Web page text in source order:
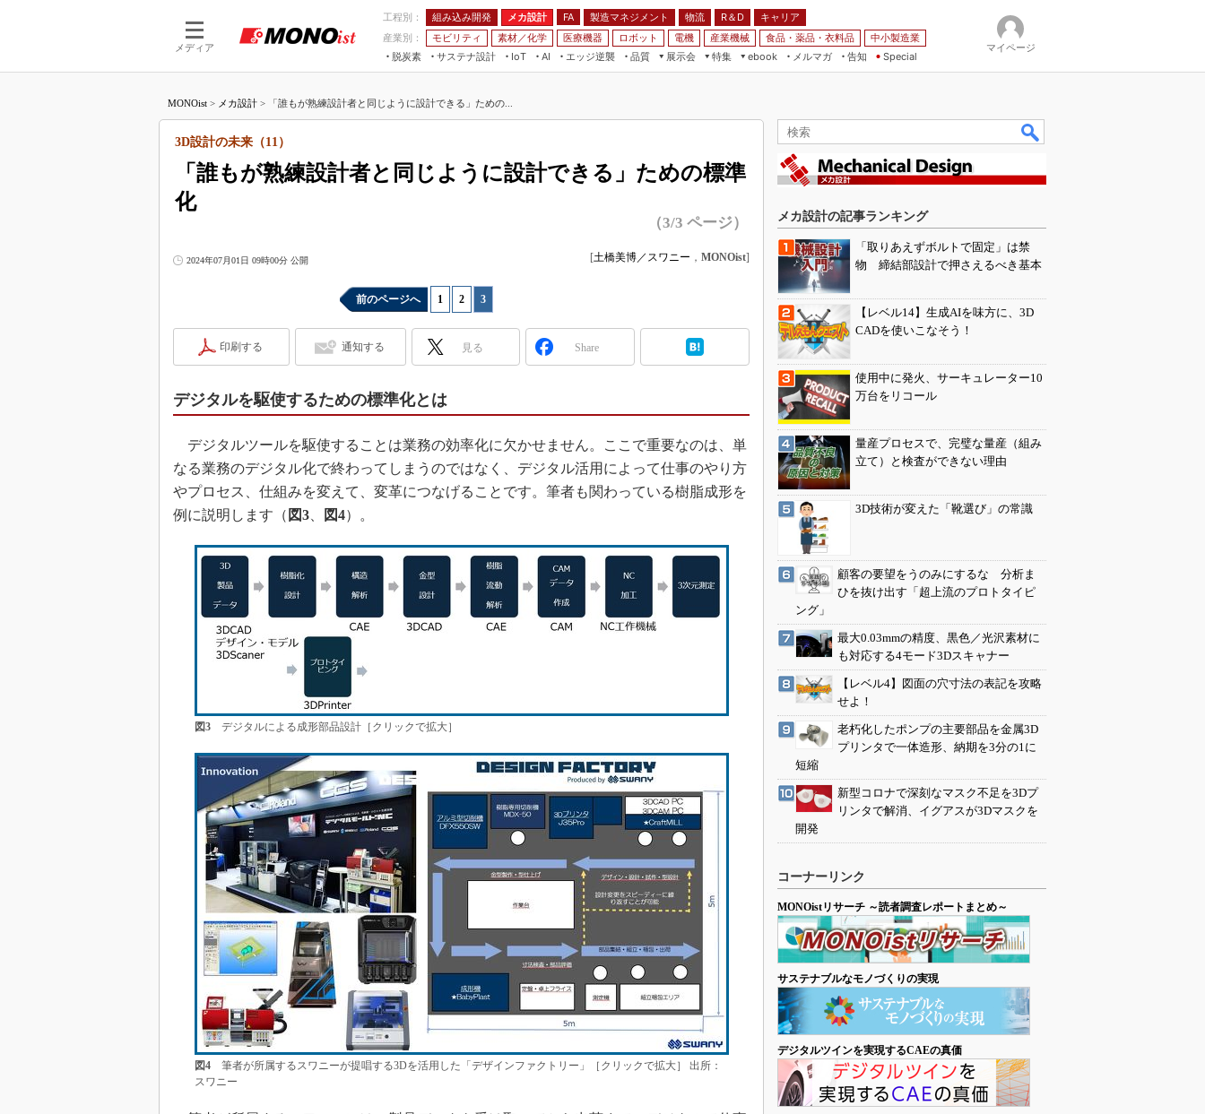
メディア
工程別： 組み込み開発 メカ設計 FA 製造マネジメント 物流 R＆D
キャリア
産業別：
モビリティ 素材／化学 医療機器 ロボット 電機 産業機械 食品・薬品・衣料品
中小製造業
脱炭素
サステナ設計
IoT
つながる工場
AI
AI×設備保全
エッジ逆襲 品質
展示会
JIMTOF
IIFES
スマート工場EXPO
日本ものづくりワールド
産業オープンネット展
特集
VR／AR
フィールドサービス
ISO26262
S＆OP
インダストリー4.0
製造業ビッグデータ
メイドインジャパン
植物工場
知財マネジメント
制御セキュリティ
ebook
FA
モビリティ
メルマガ
告知 Special
マイページ
MONOist > メカ設計 > 「誰もが熟練設計者と同じように設計できる」ための...
「誰もが熟練設計者と同じように設計できる」ための標準
化
3D設計の未来（11）
（3/3 ページ）
2024年07月01日 09時00分 公開 [土橋美博／スワニー ， MONOist]
前のページへ 1 2 3
印刷する 通知する 見る Share
デジタルを駆使するための標準化とは
デジタルツールを駆使することは業務の効率化に欠かせません。ここで重要なのは、単
なる業務のデジタル化で終わってしまうのではなく、デジタル活用によって仕事のやり方
やプロセス、仕組みを変えて、変革につなげることです。筆者も関わっている樹脂成形を
例に説明します（ 図3 図4）。
図3デジタルによる成形部品設計［クリックで拡大］
図4筆者が所属するスワニーが提唱する3Dを活用した「デザインファクトリー」［クリックで拡大］ 出所：
スワニー
メカ設計の記事ランキング
「取りあえずボルトで固定」は禁
物 締結部設計で押さえるべき基本
【レベル14】生成AIを味方に、3D
CADを使いこなそう！
使用中に発火、サーキュレーター10
万台をリコール
量産プロセスで、完璧な量産（組み
立て）と検査ができない理由
3D技術が変えた「靴選び」の常識
顧客の要望をうのみにするな 分析ま
ひを抜け出す「超上流のプロトタイピ
ング」
最大0.03mmの精度、黒色／光沢素材に
も対応する4モード3Dスキャナー
【レベル4】図面の穴寸法の表記を攻略
せよ！
老朽化したポンプの主要部品を金属3D
プリンタで一体造形、納期を3分の1に
短縮
新型コロナで深刻なマスク不足を3Dプ
リンタで解消、イグアスが3Dマスクを
開発
コーナーリンク
MONOistリサーチ ～読者調査レポートまとめ～
サステナブルなモノづくりの実現
デジタルツインを実現するCAEの真価